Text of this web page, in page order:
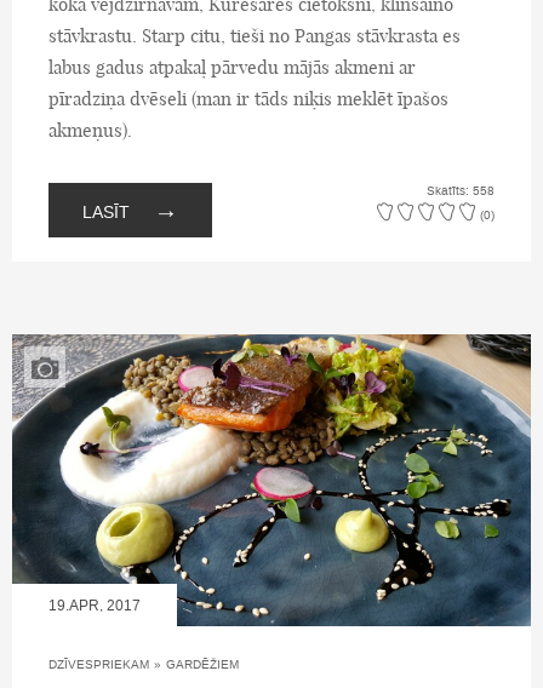
stāvkrastu. Starp citu, tieši no Pangas stāvkrasta es
labus gadus atpakaļ pārvedu mājās akmeni ar
pīradziņa dvēseli (man ir tāds niķis meklēt īpašos
akmeņus).
LASĪT →
Skatīts: 558
(0)
19.APR, 2017
DZĪVESPRIEKAM » GARDĒŽIEM